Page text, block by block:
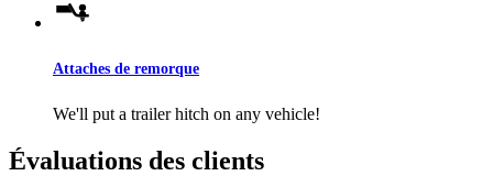
Attaches de remorque
We'll put a trailer hitch on any vehicle!
Évaluations des clients